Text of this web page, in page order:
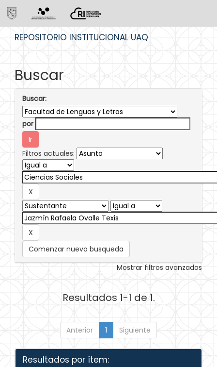
REPOSITORIO INSTITUCIONAL UAQ
Buscar
Buscar:
por
Filtros actuales:
Comenzar nueva busqueda
Mostrar filtros avanzados
Resultados 1-1 de 1.
Anterior 1 Siguiente
Resultados por ítem: